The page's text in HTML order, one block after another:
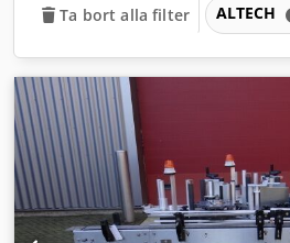
Ta bort alla filter ALTECH